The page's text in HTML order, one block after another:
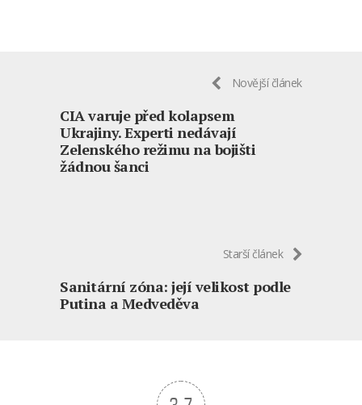
Novější článek
CIA varuje před kolapsem
Ukrajiny. Experti nedávají
Zelenského režimu na bojišti
žádnou šanci
Starší článek
Sanitární zóna: její velikost podle
Putina a Medveděva